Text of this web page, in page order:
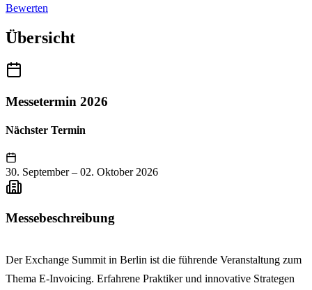
Bewerten
Übersicht
Messetermin 2026
Nächster Termin
30. September – 02. Oktober 2026
Messebeschreibung
Der Exchange Summit in Berlin ist die führende Veranstaltung zum
Thema E-Invoicing. Erfahrene Praktiker und innovative Strategen